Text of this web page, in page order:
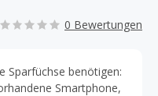
0 Bewertungen
Sparfüchse benötigen:
Smartphone,